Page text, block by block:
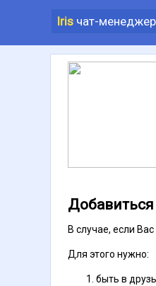
Iris чат-менеджер
В случае, если
Для этого нужно:
быть в